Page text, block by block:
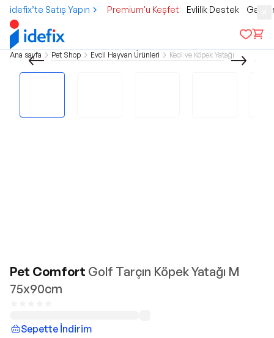
idefix’te Satış Yapın Premium'u Keşfet Evlilik Destek
Ana sayfa Pet Shop Evcil Hayvan Ürünleri Kedi ve Köpek Yatağı
Pet Comfort Golf Tarçın Köpek Yatağı M
75x90cm
Sepette İndirim